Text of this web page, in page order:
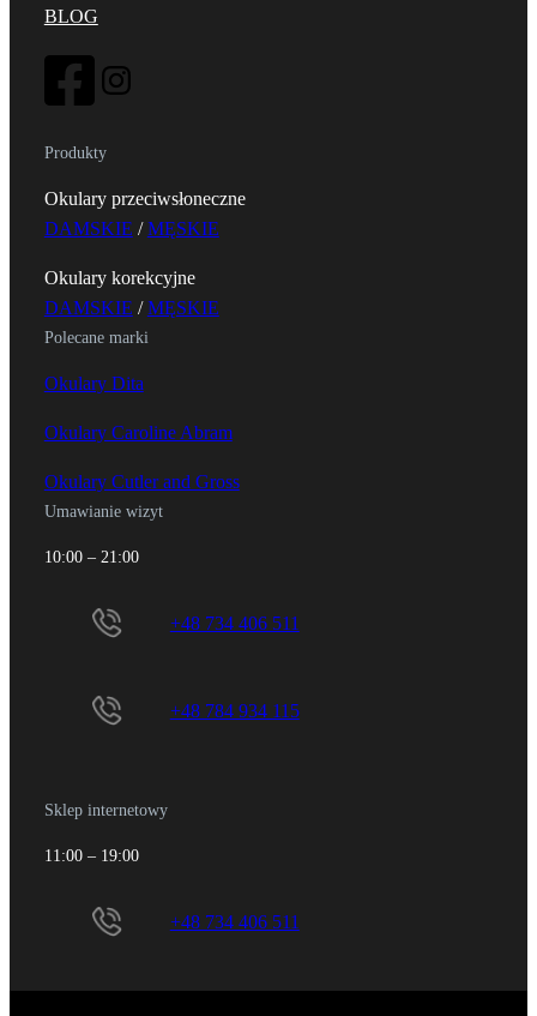
BLOG
Produkty
Okulary przeciwsłoneczne
DAMSKIE /MĘSKIE
Okulary korekcyjne
DAMSKIE /MĘSKIE
Polecane marki
Okulary Dita
Okulary Caroline Abram
Okulary Cutler and Gross
Umawianie wizyt
10:00 – 21:00
+48 734 406 511
+48 784 934 115
Sklep internetowy
11:00 – 19:00
+48 734 406 511